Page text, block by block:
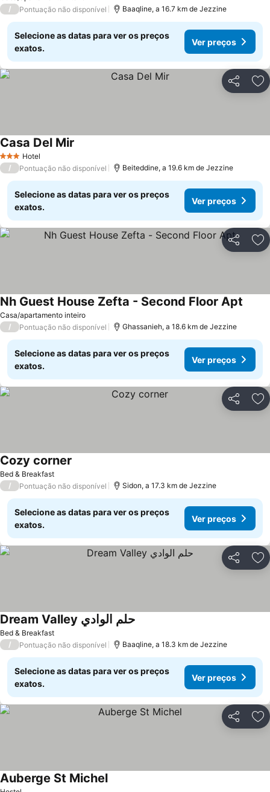
/ Pontuação não disponível Baaqline, a 16.7 km de Jezzine
Selecione as datas para ver os preços
exatos.
Ver preços
Partilhar
3 EstrelasHotel
Casa Del Mir
/ Pontuação não disponível Beiteddine, a 19.6 km de Jezzine
Selecione as datas para ver os preços
exatos.
Ver preços
Partilhar
Casa/apartamento inteiro
Nh Guest House Zefta - Second Floor Apt
/ Pontuação não disponível Ghassanieh, a 18.6 km de Jezzine
Selecione as datas para ver os preços
exatos.
Ver preços
Partilhar
Bed & Breakfast
Cozy corner
/ Pontuação não disponível Sidon, a 17.3 km de Jezzine
Selecione as datas para ver os preços
exatos.
Ver preços
Partilhar
Bed & Breakfast
Dream Valley حلم الوادي
/ Pontuação não disponível Baaqline, a 18.3 km de Jezzine
Selecione as datas para ver os preços
exatos.
Ver preços
Partilhar
Auberge St MichelVer preços